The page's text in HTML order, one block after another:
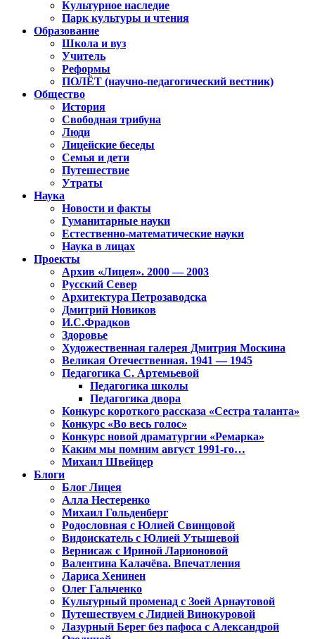
Культурное наследие
Парк культуры и чтения
Образование
Школа и вуз
Учитель
Реформы
ПОЛЁТ (научно-педагогический вестник)
Общество
История
Свободная трибуна
Люди
Лицейские беседы
Семья и дети
Путешествие
Утраты
Наука
Новости и факты
Гуманитарные науки
Естественно-математические науки
Наука в лицах
Проекты
Архив «Лицея». 2000 — 2003
Русский Север
Архитектура Петрозаводска
Дмитрий Новиков
И.С.Фрадков
Здоровье
Художественная галерея Дмитрия Москина
Великая Отечественная. 1941 — 1945
Педагогика С. Артемьевой
Педагогика школы
Педагогика двора
Конкурс короткого рассказа «Сестра таланта»
Конкурс «Во весь голос»
Конкурс новой драматургии «Ремарка»
Каким мы помним август 1991-го…
Михаил Швейцер
Блоги
Блог Лицея
Алла Нестеренко
Михаил Гольденберг
Родословная с Юлией Свинцовой
Видоискатель с Юлией Утышевой
Вернисаж с Ириной Ларионовой
Валентина Калачёва. Впечатления
Лариса Хенинен
Олег Гальченко
Культурный променад с Зоей Арнаутовой
Путешествуем с Лидией Винокуровой
Лазурный Берег без пафоса с Александрой